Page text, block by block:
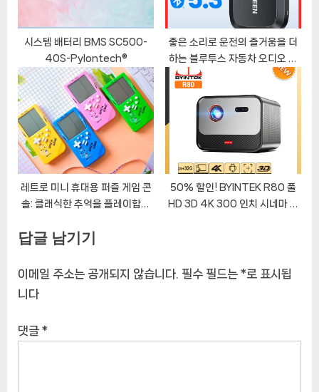
시스템 배터리 BMS SC500-
40S-Pylontech®
좋은 소리로 운전의 즐거움을 더
하는 블루투스 자동차 오디오 수
레트로 미니 휴대용 퍼즐 게임 콘
솔: 클래식한 추억을 플레이합니
50% 할인! BYINTEK R80 풀
HD 3D 4K 300 인치 시네마 AI
답글 남기기
이메일 주소는 공개되지 않습니다. 필수 필드는 *로 표시됩
니다
댓글 *